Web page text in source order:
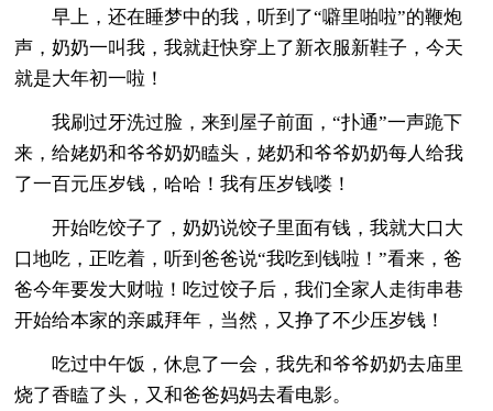
早上，还在睡梦中的我，听到了“噼里啪啦”的鞭炮
声，奶奶一叫我，我就赶快穿上了新衣服新鞋子，今天
就是大年初一啦！
我刷过牙洗过脸，来到屋子前面，“扑通”一声跪下
来，给姥奶和爷爷奶奶瞌头，姥奶和爷爷奶奶每人给我
了一百元压岁钱，哈哈！我有压岁钱喽！
开始吃饺子了，奶奶说饺子里面有钱，我就大口大
口地吃，正吃着，听到爸爸说“我吃到钱啦！”看来，爸
爸今年要发大财啦！吃过饺子后，我们全家人走街串巷
开始给本家的亲戚拜年，当然，又挣了不少压岁钱！
吃过中午饭，休息了一会，我先和爷爷奶奶去庙里
烧了香瞌了头，又和爸爸妈妈去看电影。